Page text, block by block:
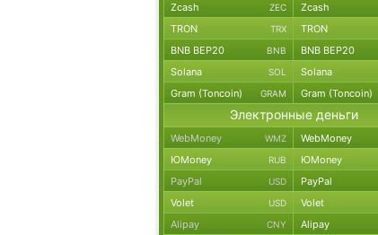
Zcash ZEC Zcash
TRON TRX TRON
BNB BEP20 BNB BNB BEP20
Solana SOL Solana
Gram (Toncoin) GRAM Gram (Toncoin)
Электронные деньги
WebMoney WMZ WebMoney
ЮMoney RUB ЮMoney
PayPal USD PayPal
Volet USD Volet
Alipay CNY Alipay